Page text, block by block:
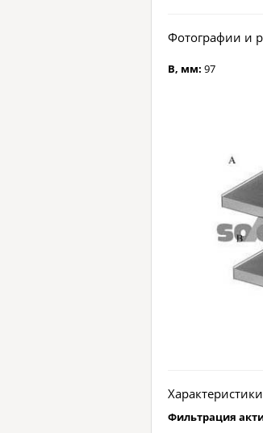
Фотографии и
B, мм: 97
Характеристики
Фильтрация